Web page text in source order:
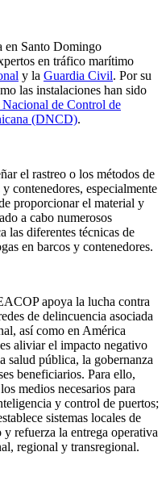
en Santo Domingo
en tráfico marítimo
y la Guardia Civil. Por su
las instalaciones han sido
de Control de
(DNCD).
el rastreo o los métodos de
contenedores, especialmente
proporcionar el material y
a cabo numerosos
las diferentes técnicas de
en barcos y contenedores.
apoya la lucha contra
de delincuencia asociada
así como en América
aliviar el impacto negativo
salud pública, la gobernanza
beneficiarios. Para ello,
medios necesarios para
y control de puertos;
sistemas locales de
refuerza la entrega operativa
regional y transregional.